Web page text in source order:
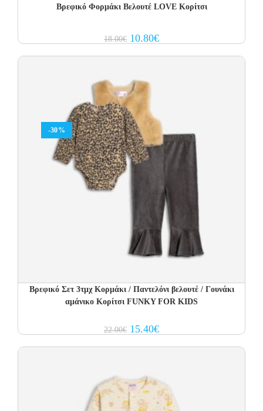
Βρεφικό Φορμάκι Βελουτέ LOVE Κορίτσι
18.00€ Original
price
10.80€Current
price
-30%
Βρεφικό Σετ 3τμχ Κορμάκι / Παντελόνι βελουτέ / Γουνάκι
αμάνικο Κορίτσι FUNKY FOR KIDS
22.00€ Original
price
15.40€Current
price